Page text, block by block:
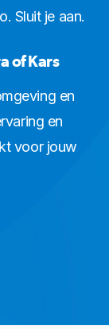
Sluit je aan.
of Kars
en
en
voor jouw